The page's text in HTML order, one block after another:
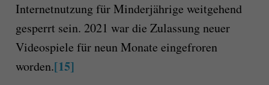
Internetnutzung für Minderjährige weitgehend
gesperrt sein. 2021 war die Zulassung neuer
Videospiele für neun Monate eingefroren
worden.[15]